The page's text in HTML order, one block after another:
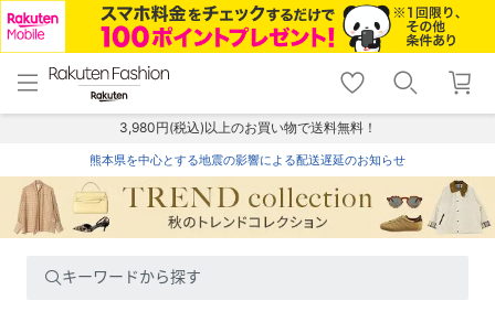
menu home
トップ
shopping_cart lock_outline
ログイン
3,980円(税込)以上のお買い物で送料無料！
熊本県を中心とする地震の影響による配送遅延のお知らせ
キーワードから探す